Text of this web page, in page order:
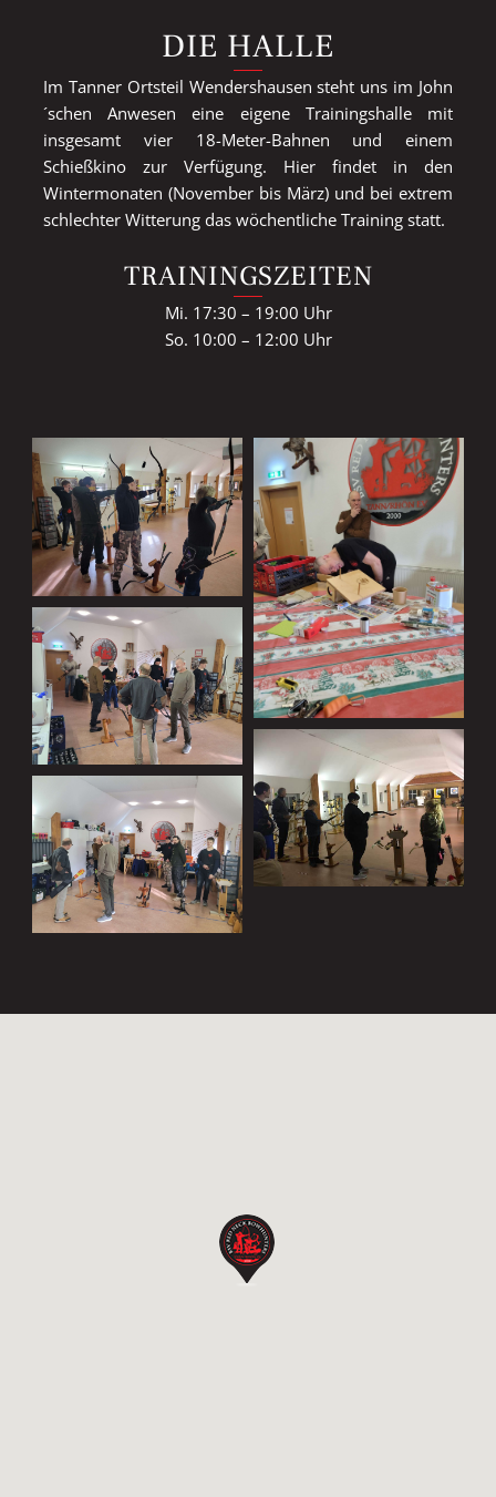
DIE HALLE
Im Tanner Ortsteil Wendershausen steht uns im John
´schen Anwesen eine eigene Trainingshalle mit
insgesamt vier 18-Meter-Bahnen und einem
Schießkino zur Verfügung. Hier findet in den
Wintermonaten (November bis März) und bei extrem
schlechter Witterung das wöchentliche Training statt.
TRAININGSZEITEN
Mi. 17:30 – 19:00 Uhr
So. 10:00 – 12:00 Uhr